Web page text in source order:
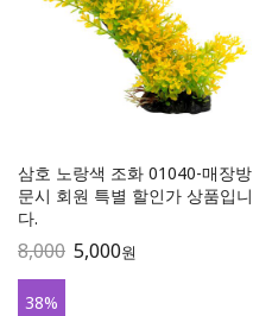
삼호 노랑색 조화 01040-매장방
문시 회원 특별 할인가 상품입니
다.
8,000 5,000원
38%